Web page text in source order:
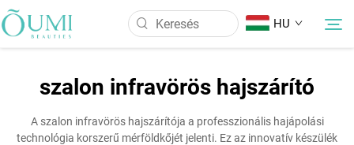
HU
szalon infravörös hajszárító
A szalon infravörös hajszárítója a professzionális hajápolási
technológia korszerű mérföldkőjét jelenti. Ez az innovatív készülék